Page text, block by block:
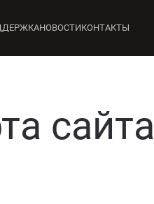
НОВОСТИКОНТАКТЫ
сайта